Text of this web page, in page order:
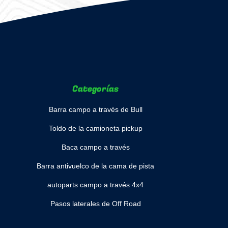
Categorías
Barra campo a través de Bull
Toldo de la camioneta pickup
Baca campo a través
Barra antivuelco de la cama de pista
autoparts campo a través 4x4
Pasos laterales de Off Road